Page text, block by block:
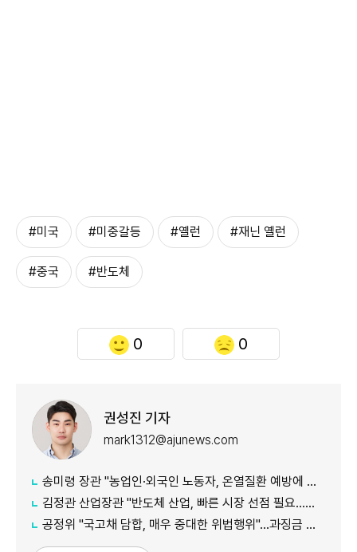
#미국 #미중갈등 #옐런 #재닌 옐런
#중국 #반도체
0 0
권성진 기자
mark1312@ajunews.com
송미령 장관 "농업인·외국인 노동자, 온열질환 예방에 가용자원 총동원"
김정관 산업장관 "반도체 산업, 빠른 시장 선점 필요…주52시간제 손봐야"
공정위 "국고채 담합, 매우 중대한 위법행위"...과징금 최대 15조원 전망